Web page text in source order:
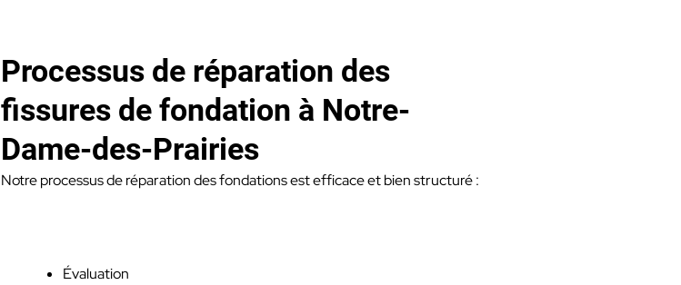
Processus de réparation des
fissures de fondation à Notre-
Dame-des-Prairies
Notre processus de réparation des fondations est efficace et bien structuré :
Évaluation